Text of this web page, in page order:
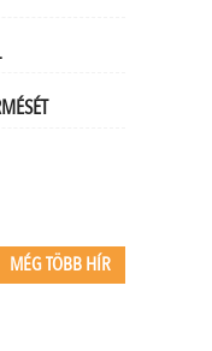
MÉG TÖBB HÍR